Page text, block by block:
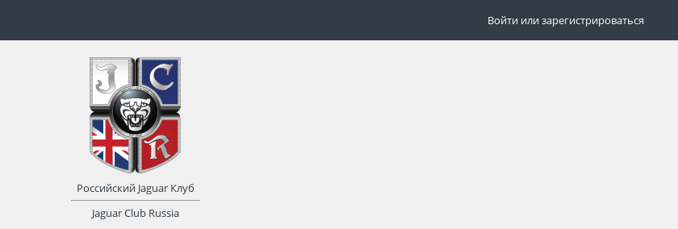
Российский Jaguar Клуб
Jaguar Club Russia
Войти или зарегистрироваться